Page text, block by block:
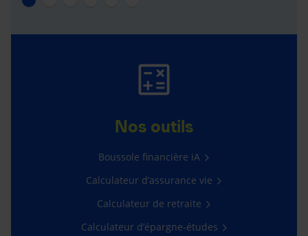
Nos outils
Boussole financière iA
Calculateur d’assurance vie
Calculateur de retraite
Calculateur d’épargne-études